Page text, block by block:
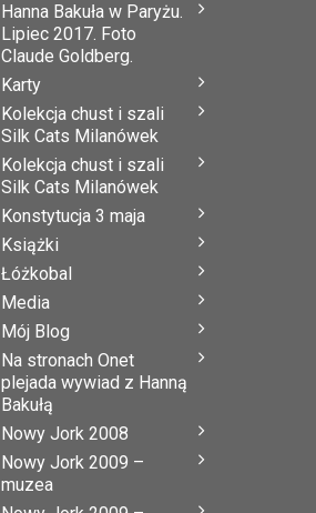
Hanna Bakuła w Paryżu.
Lipiec 2017. Foto
Claude Goldberg.
Karty
Kolekcja chust i szali
Silk Cats Milanówek
Kolekcja chust i szali
Silk Cats Milanówek
Konstytucja 3 maja
Książki
Łóżkobal
Media
Mój Blog
Na stronach Onet
plejada wywiad z Hanną
Bakułą
Nowy Jork 2008
Nowy Jork 2009 –
muzea